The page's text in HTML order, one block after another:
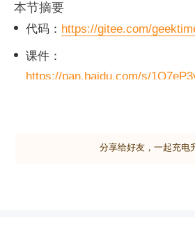
本节摘要
代码： https://gitee.com/
课件：
https://pan.baidu.com/s/
分享给好友，一起充电